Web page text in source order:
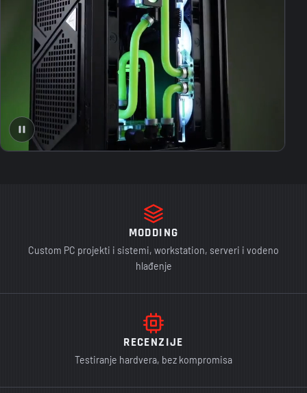
MODDING
Custom PC projekti i sistemi, workstation, serveri i vodeno
hlađenje
RECENZIJE
Testiranje hardvera, bez kompromisa